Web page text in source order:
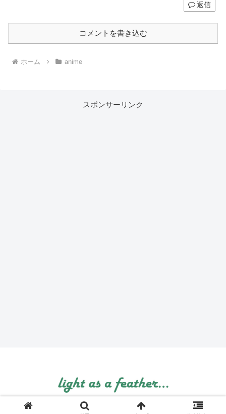
返信
コメントを書き込む
ホーム anime
スポンサーリンク
© 1999 light as a feather....